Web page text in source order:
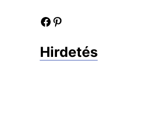
Facebook oldalunk Pinterest oldalunk
Hirdetés